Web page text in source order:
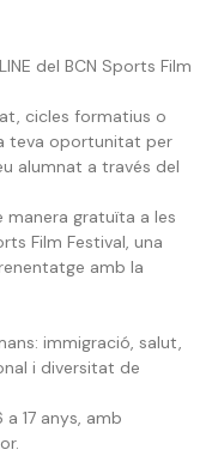
del BCN Sports Film
cicles formatius o
teva oportunitat per
alumnat a través del
manera gratuïta a les
Film Festival, una
amb la
immigració, salut,
i diversitat de
17 anys, amb